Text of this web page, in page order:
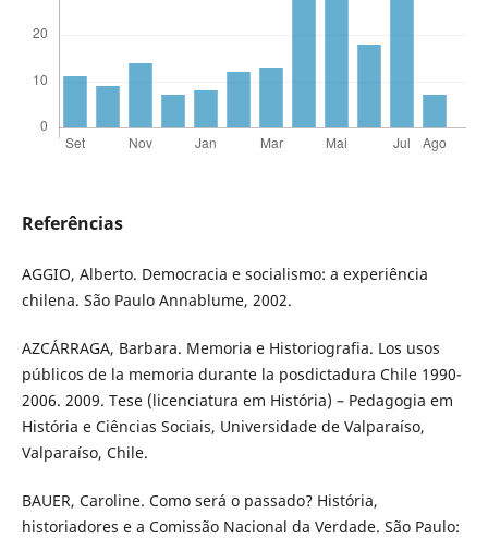
Referências
AGGIO, Alberto. Democracia e socialismo: a experiência
chilena. São Paulo Annablume, 2002.
AZCÁRRAGA, Barbara. Memoria e Historiografia. Los usos
públicos de la memoria durante la posdictadura Chile 1990-
2006. 2009. Tese (licenciatura em História) – Pedagogia em
História e Ciências Sociais, Universidade de Valparaíso,
Valparaíso, Chile.
BAUER, Caroline. Como será o passado? História,
historiadores e a Comissão Nacional da Verdade. São Paulo: